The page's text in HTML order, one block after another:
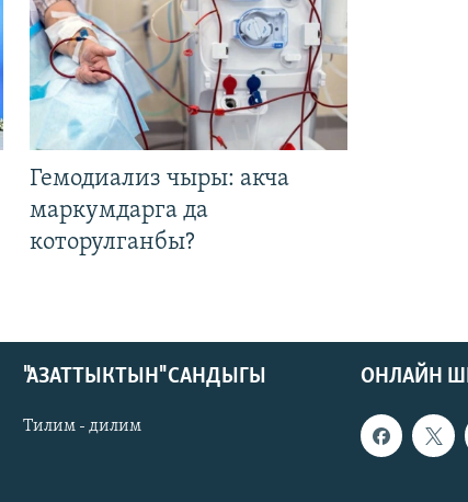
Гемодиализ чыры: акча
маркумдарга да
которулганбы?
ОНЛАЙН
"АЗАТТЫКТЫН" САНДЫГЫ
Тилим - дилим